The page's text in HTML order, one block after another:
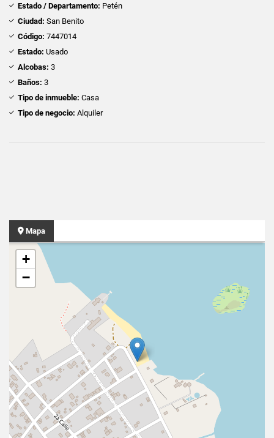
Estado / Departamento: Petén
Ciudad: San Benito
Código: 7447014
Estado: Usado
Alcobas: 3
Baños: 3
Tipo de inmueble: Casa
Tipo de negocio: Alquiler
Mapa
+
−